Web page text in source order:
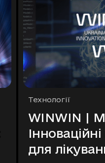
Рубрики
Технології
WINWIN |
для